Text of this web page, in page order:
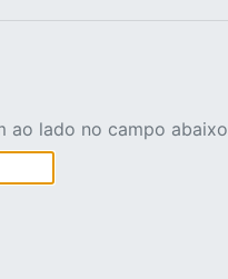
ao lado no campo abaixo